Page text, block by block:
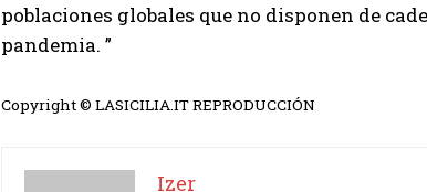
I've read and accept the
poblaciones globales que no disponen de
pandemia. ”
Copyright © LASICILIA.IT REPRODUCCIÓN
Izer